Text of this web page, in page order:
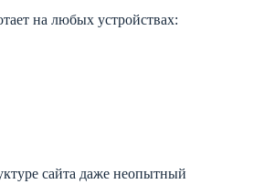
на любых устройствах:
сайта даже неопытный